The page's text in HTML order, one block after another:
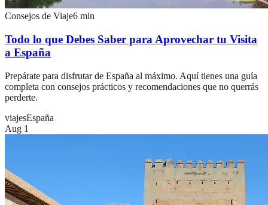
Consejos de Viaje6 min
Todo lo que Debes Saber para Aprovechar tu Visita
a España
Prepárate para disfrutar de España al máximo. Aquí tienes una guía
completa con consejos prácticos y recomendaciones que no querrás
perderte.
viajesEspaña
Aug 1